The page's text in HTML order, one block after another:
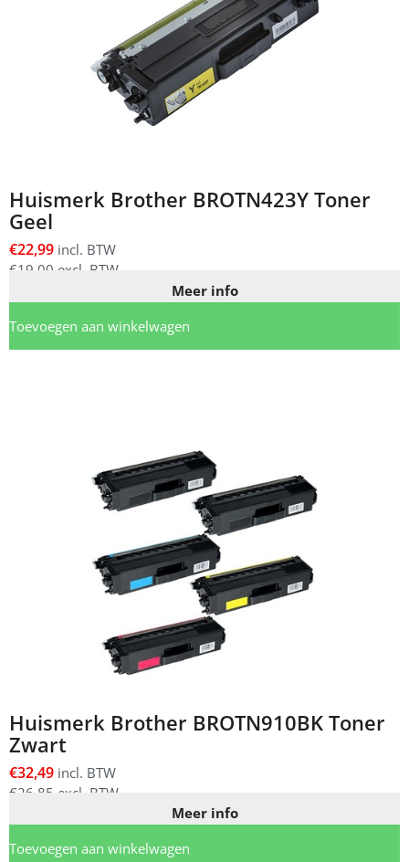
Huismerk Brother BROTN423Y Toner
Geel
€22,99 incl. BTW
€19,00 excl. BTW
Meer info
Toevoegen aan winkelwagen
Huismerk Brother BROTN910BK Toner
Zwart
€32,49 incl. BTW
€26,85 excl. BTW
Meer info
Toevoegen aan winkelwagen